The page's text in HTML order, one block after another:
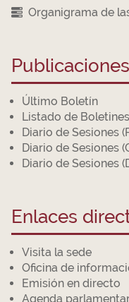
Organigrama de
Último Boletín
Listado de Boletines
Diario de Sesiones
Diario de Sesiones
Diario de Sesiones
Enlaces
Visita la sede
Oficina de
Emisión en directo
Agenda